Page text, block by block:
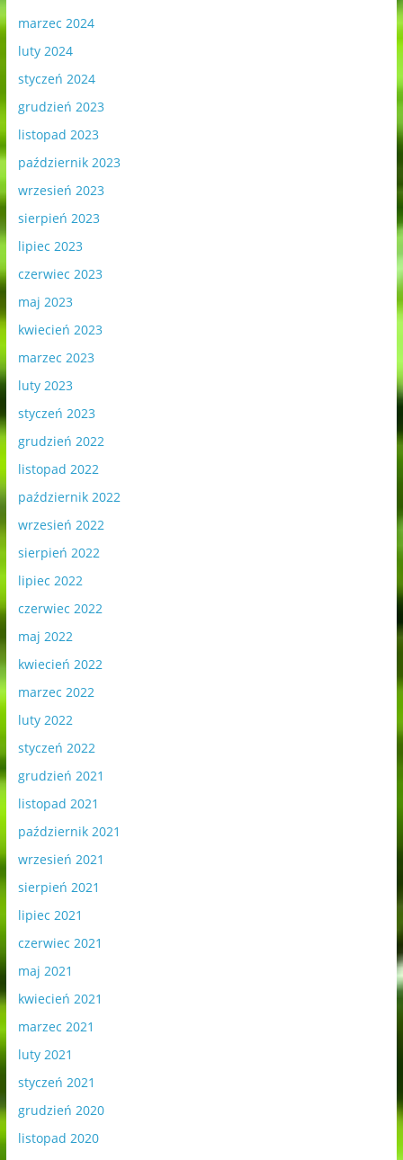
marzec 2024
luty 2024
styczeń 2024
grudzień 2023
listopad 2023
październik 2023
wrzesień 2023
sierpień 2023
lipiec 2023
czerwiec 2023
maj 2023
kwiecień 2023
marzec 2023
luty 2023
styczeń 2023
grudzień 2022
listopad 2022
październik 2022
wrzesień 2022
sierpień 2022
lipiec 2022
czerwiec 2022
maj 2022
kwiecień 2022
marzec 2022
luty 2022
styczeń 2022
grudzień 2021
listopad 2021
październik 2021
wrzesień 2021
sierpień 2021
lipiec 2021
czerwiec 2021
maj 2021
kwiecień 2021
marzec 2021
luty 2021
styczeń 2021
grudzień 2020
listopad 2020